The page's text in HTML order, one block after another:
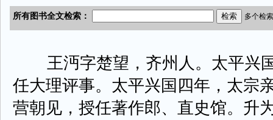
王沔字楚望，齐州人。太平兴
任大理评事。太平兴国四年，太宗
营朝见，授任著作郎、直史馆。升